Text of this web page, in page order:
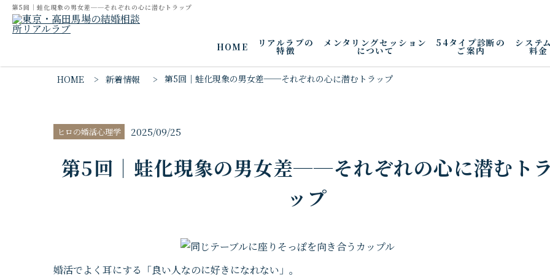
第5回｜蛙化現象の男女差──それぞれの心に潜むトラップ
HOME リアルラブの
特徴
メンタリングセッション
について
54タイプ診断の
ご案内
システ
料金
HOME 新着情報 第5回｜蛙化現象の男女差──それぞれの心に潜むトラップ
ヒロの婚活心理学 2025/09/25
第5回｜蛙化現象の男女差──それぞれの心に潜むト
ップ
婚活でよく耳にする「良い人なのに好きになれない」。